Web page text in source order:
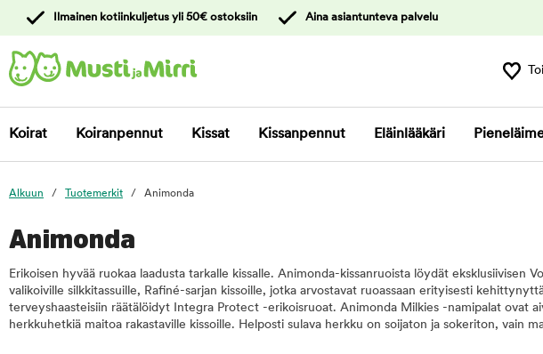
asiakaspalveluun
Ilmainen kotiinkuljetus yli 50€ ostoksiin Aina asiantunteva palvelu
Koirat Koiranpennut Kissat Kissanpennut Eläinlääkäri
Alkuun Tuotemerkit Animonda
Animonda
Erikoisen hyvää ruokaa laadusta tarkalle kissalle. Animonda-kissanruoista löydät eksklusiivisen
valikoiville silkkitassuille, Rafiné-sarjan kissoille, jotka arvostavat ruoassaan erityisesti
terveyshaasteisiin räätälöidyt Integra Protect -erikoisruoat. Animonda Milkies -namipalat ovat
herkkuhetkiä maitoa rakastaville kissoille. Helposti sulava herkku on soijaton ja sokeriton, vain